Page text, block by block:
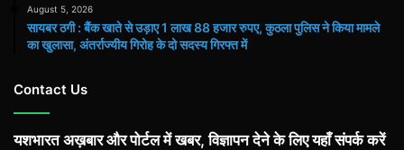
August 5, 2026
सायबर ठगी : बैंक खाते से उड़ाए 1 लाख 88 हजार रुपए, कुठला पुलिस ने किया मामले
का खुलासा, अंतर्राज्यीय गिरोह के दो सदस्य गिरफ्त में
Contact Us
यशभारत अख़बार और पोर्टल में खबर, विज्ञापन देने के लिए यहाँ संपर्क करें